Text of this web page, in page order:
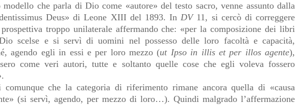
modello che parla di Dio come «autore» del testo sacro, venne assunto dalla
Deus» di Leone XIII del 1893. InDV 11, si cercò di correggere
prospettiva troppo unilaterale affermando che: «per la composizione dei libri
scelse e si servì di uomini nel possesso delle loro facoltà e capacità,
agendo egli in essi e per loro mezzo (ut Ipso in illis et per illos agente),
come veri autori, tutte e soltanto quelle cose che egli voleva fossero
comunque che la categoria di riferimento rimane ancora quella di «causa
(si servì, agendo, per mezzo di loro…). Quindi malgrado l’affermazione